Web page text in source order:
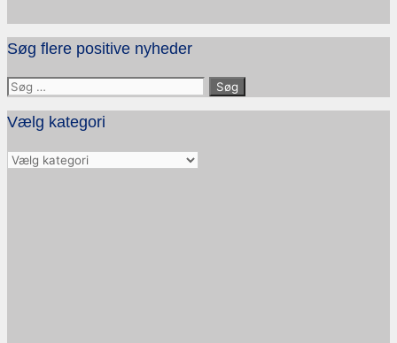
Søg flere positive nyheder
Søg
efter:
Vælg kategori
Vælg